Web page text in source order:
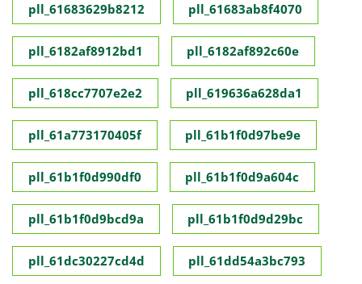
pll_61683629b8212 pll_61683ab8f4070
pll_6182af8912bd1 pll_6182af892c60e
pll_618cc7707e2e2 pll_619636a628da1
pll_61a773170405f pll_61b1f0d97be9e
pll_61b1f0d990df0 pll_61b1f0d9a604c
pll_61b1f0d9bcd9a pll_61b1f0d9d29bc
pll_61dc30227cd4d pll_61dd54a3bc793